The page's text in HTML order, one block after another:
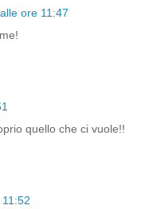
ore 11:47
quello che ci vuole!!